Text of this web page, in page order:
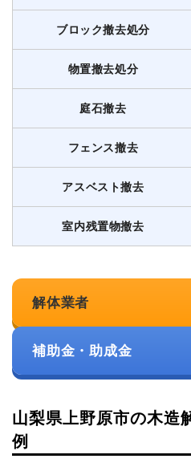
ブロック撤去処分
物置撤去処分
庭石撤去
フェンス撤去
アスベスト撤去
室内残置物撤去
解体業者
補助金・助成金
山梨県上野原市の木造
例